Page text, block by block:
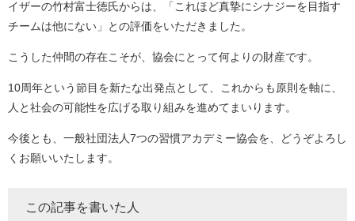
イザーの竹村富士徳氏からは、「これほど真摯にシナジーを目指す
チームは他にない」との評価をいただきました。
こうした仲間の存在こそが、協会にとって何よりの財産です。
10周年という節目を新たな出発点として、これからも原則を軸に、
人と社会の可能性を広げる取り組みを進めてまいります。
今後とも、一般社団法人7つの習慣アカデミー協会を、どうぞよろし
くお願いいたします。
この記事を書いた人